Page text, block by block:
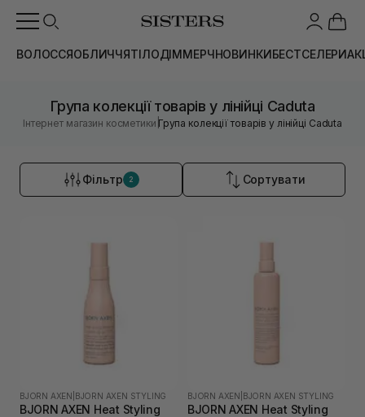
ВОЛОССЯОБЛИЧЧЯТІЛОДІММЕРЧНОВИНКИБЕСТСЕЛЕРИ
Група колекції товарів у лінійці Caduta
Інтернет магазин косметики |Група колекції товарів у лінійці Caduta
Фільтр 2 Сортувати
BJORN AXEN BJORN AXEN STYLING
BJORN AXEN Heat Styling
BJORN AXEN BJORN AXEN STYLING
BJORN AXEN Heat Styling